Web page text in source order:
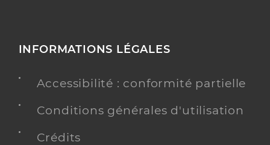
INFORMATIONS LÉGALES
Accessibilité : conformité partielle
Conditions générales d'utilisation
Crédits